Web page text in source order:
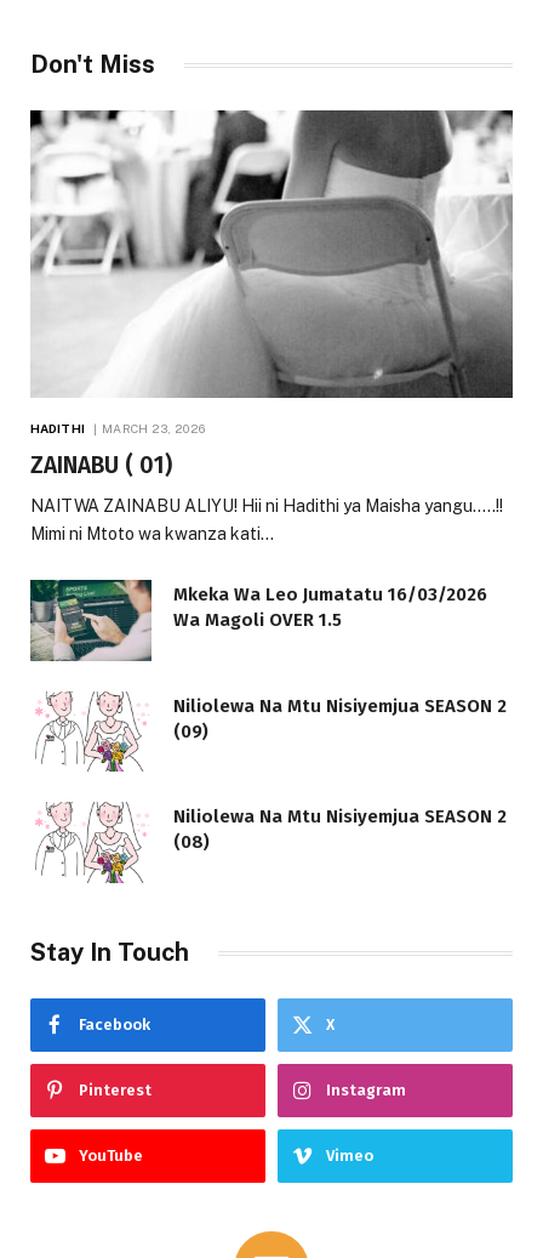
Don't Miss
HADITHI MARCH 23, 2026
ZAINABU ( 01)
NAITWA ZAINABU ALIYU! Hii ni Hadithi ya Maisha yangu…..!!
Mimi ni Mtoto wa kwanza kati…
Mkeka Wa Leo Jumatatu 16/03/2026
Wa Magoli OVER 1.5
Niliolewa Na Mtu Nisiyemjua SEASON 2
(09)
Niliolewa Na Mtu Nisiyemjua SEASON 2
(08)
Stay In Touch
Facebook X
Pinterest Instagram
YouTube Vimeo